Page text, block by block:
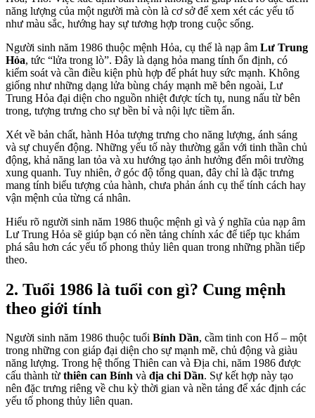
năng lượng của một người mà còn là cơ sở để xem xét các yếu tố
như màu sắc, hướng hay sự tương hợp trong cuộc sống.
Người sinh năm 1986 thuộc mệnh Hỏa, cụ thể là nạp âm Lư Trung
Hỏa, tức “lửa trong lò”. Đây là dạng hỏa mang tính ổn định, có
kiểm soát và cần điều kiện phù hợp để phát huy sức mạnh. Không
giống như những dạng lửa bùng cháy mạnh mẽ bên ngoài, Lư
Trung Hỏa đại diện cho nguồn nhiệt được tích tụ, nung nấu từ bên
trong, tượng trưng cho sự bền bỉ và nội lực tiềm ẩn.
Xét về bản chất, hành Hỏa tượng trưng cho năng lượng, ánh sáng
và sự chuyển động. Những yếu tố này thường gắn với tinh thần chủ
động, khả năng lan tỏa và xu hướng tạo ảnh hưởng đến môi trường
xung quanh. Tuy nhiên, ở góc độ tổng quan, đây chỉ là đặc trưng
mang tính biểu tượng của hành, chưa phản ánh cụ thể tính cách hay
vận mệnh của từng cá nhân.
Hiểu rõ người sinh năm 1986 thuộc mệnh gì và ý nghĩa của nạp âm
Lư Trung Hỏa sẽ giúp bạn có nền tảng chính xác để tiếp tục khám
phá sâu hơn các yếu tố phong thủy liên quan trong những phần tiếp
theo.
2. Tuổi 1986 là tuổi con gì? Cung mệnh
theo giới tính
Người sinh năm 1986 thuộc tuổi Bính Dần, cầm tinh con Hổ – một
trong những con giáp đại diện cho sự mạnh mẽ, chủ động và giàu
năng lượng. Trong hệ thống Thiên can và Địa chi, năm 1986 được
cấu thành từ thiên can Bính và địa chi Dần. Sự kết hợp này tạo
nên đặc trưng riêng về chu kỳ thời gian và nền tảng để xác định các
yếu tố phong thủy liên quan.